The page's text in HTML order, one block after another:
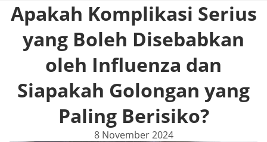
Apakah Komplikasi Serius
yang Boleh Disebabkan
oleh Influenza dan
Siapakah Golongan yang
Paling Berisiko?
8 November 2024